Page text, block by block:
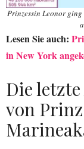
Prinzessin Leonor
Lesen Sie auch:
in New York
Die
von